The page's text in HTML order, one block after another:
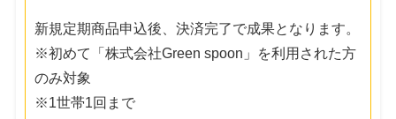
新規定期商品申込後、決済完了で成果となります。
※初めて「株式会社Green spoon」を利用された方
のみ対象
※1世帯1回まで